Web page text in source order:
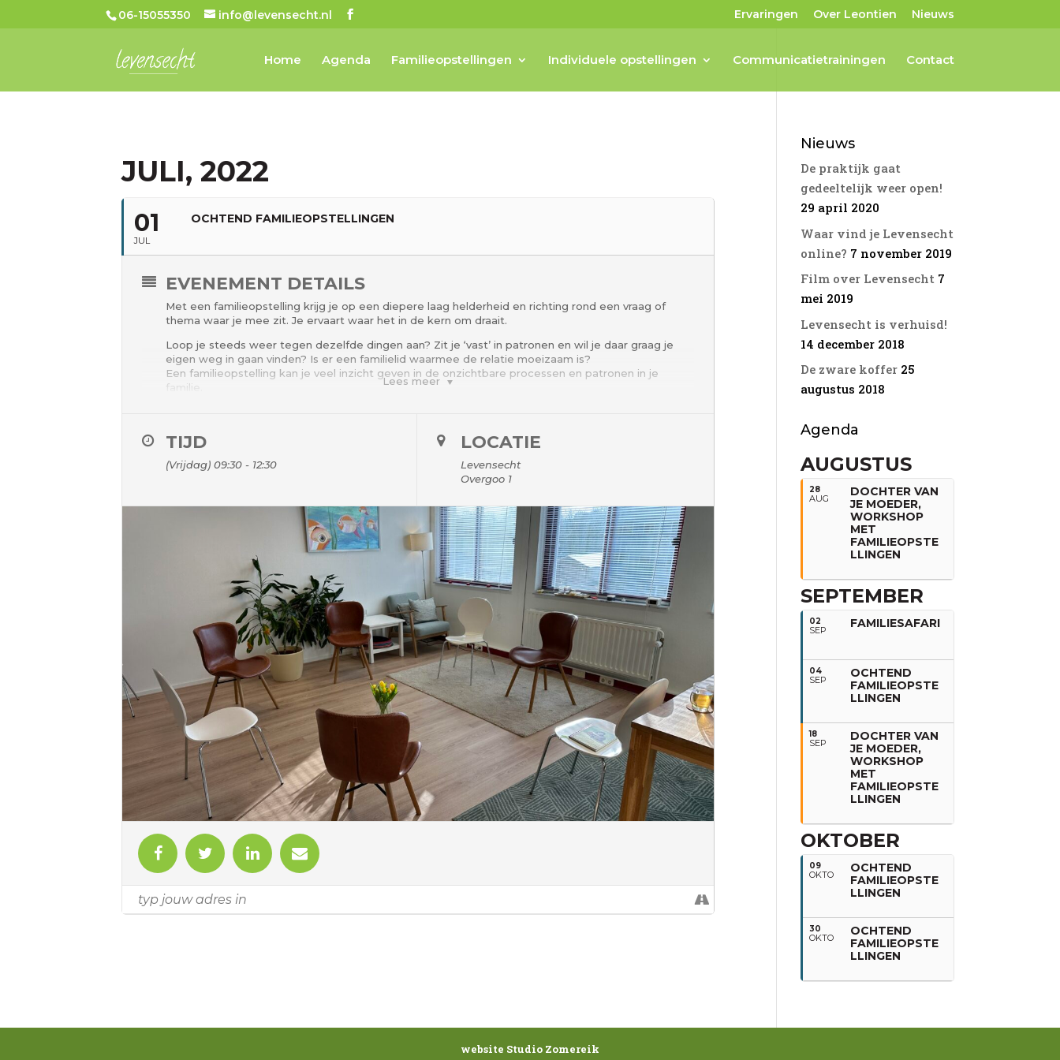
06-15055350 info@levensecht.nl Ervaringen Over Leontien Nieuws
Home Agenda Familieopstellingen Individuele opstellingen Communicatietrainingen Contact
JULI, 2022
01
JUL
OCHTEND FAMILIEOPSTELLINGEN
Lees meer
EVENEMENT DETAILS
Met een familieopstelling krijg je op een diepere laag helderheid en richting rond een vraag of
thema waar je mee zit. Je ervaart waar het in de kern om draait.
Loop je steeds weer tegen dezelfde dingen aan? Zit je ‘vast’ in patronen en wil je daar graag je
eigen weg in gaan vinden? Is er een familielid waarmee de relatie moeizaam is?
Een familieopstelling kan je veel inzicht geven in de onzichtbare processen en patronen in je
familie.
familie, maar het kan ook bijvoorbeeld gaan over een patroon dat je wilt doorbreken of een thema
Verstrikkingen in je familie zijn (onbewust) van grote invloed op jou. Met een opstelling krijg je
beter dan het ander.
Bij een familieopstelling werken we met representanten. Als representant kun je gevraagd
worden om in een opstelling de plek van bijv een familielid (van de vraagsteller) in te nemen. Het
bijzondere is dat je daarbij dingen gaat ervaren die passen bij die persoon op die plek.
Representeren is een waardevolle ervaring, je gaat meestal zelf ook met nieuwe inzichten naar
Deze ochtend familieopstellingen is in een kleine groep van maximaal zes deelnemers. Wees
welkom om een vraag in te brengen of om deel te nemen als representant. Er is ruimte voor 2
opstellingen.
Kosten:
125 euro als je een eigen opstelling doet en 25 euro als je deelneemt als representant.
Locatie: Overgoo 1 in Leidschendam
Prijzen zijn inclusief koffie, thee en btw.
Voor en tijdens de workshop wordt de ruimte goed geventileerd.
Aanmelden: leontien@levensecht.nl
Meer informatie:www.levensecht.nl/familieopstellingen
TIJD
(Vrijdag) 09:30 - 12:30
LOCATIE
Levensecht
Overgoo 1
Nieuws
De praktijk gaat
gedeeltelijk weer open!
29 april 2020
Waar vind je Levensecht
online? 7 november 2019
Film over Levensecht 7
mei 2019
Levensecht is verhuisd!
14 december 2018
De zware koffer 25
augustus 2018
Agenda
AUGUSTUS
28
AUG
DOCHTER VAN
JE MOEDER,
WORKSHOP
MET
FAMILIEOPSTE
LLINGEN
SEPTEMBER
02
SEP FAMILIESAFARI
04
SEP
OCHTEND
FAMILIEOPSTE
LLINGEN
18
SEP
DOCHTER VAN
JE MOEDER,
WORKSHOP
MET
FAMILIEOPSTE
LLINGEN
OKTOBER
09
OKTO
OCHTEND
FAMILIEOPSTE
LLINGEN
30
OKTO
OCHTEND
FAMILIEOPSTE
LLINGEN
website Studio Zomereik